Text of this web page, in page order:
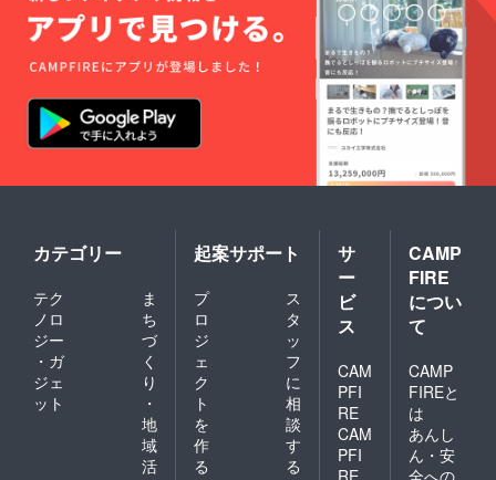
カテゴリー
テク
ノロ
ジー
・ガ
ジェ
ット
ま
ち
づ
く
り
・
地
域
活
起案サポート
プ
ロ
ジ
ェ
ク
ト
を
作
る
ス
タ
ッ
フ
に
相
談
す
る
サ
ー
ビ
ス
CAM
PFI
RE
CAM
PFI
RE
CAMP
FIRE
につい
て
CAMP
FIREと
は
あんし
ん・安
全への